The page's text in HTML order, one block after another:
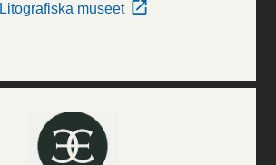
Litografiska museet